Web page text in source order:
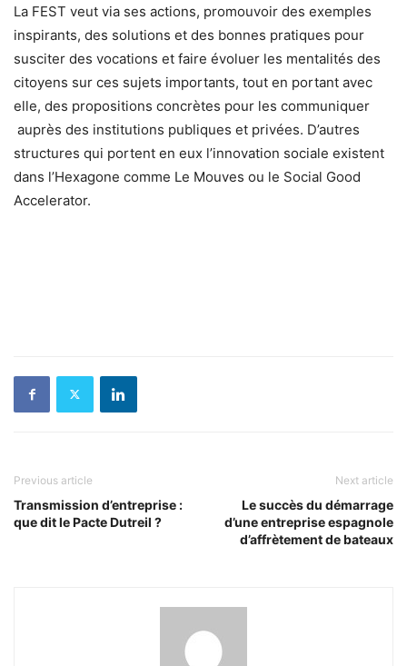
La FEST veut via ses actions, promouvoir des exemples
inspirants, des solutions et des bonnes pratiques pour
susciter des vocations et faire évoluer les mentalités des
citoyens sur ces sujets importants, tout en portant avec
elle, des propositions concrètes pour les communiquer
auprès des institutions publiques et privées. D’autres
structures qui portent en eux l’innovation sociale existent
dans l’Hexagone comme Le Mouves ou le Social Good
Accelerator.
Previous article
Transmission d’entreprise :
que dit le Pacte Dutreil ?
Next article
Le succès du démarrage
d’une entreprise espagnole
d’affrètement de bateaux